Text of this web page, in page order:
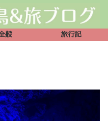
般 旅行記